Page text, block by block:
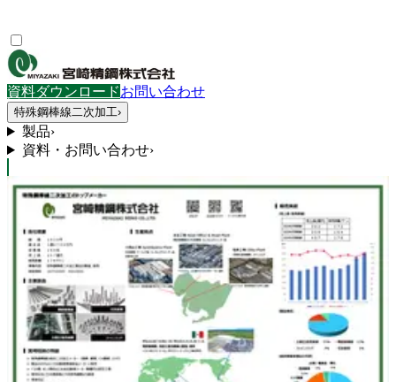
資料ダウンロードお問い合わせ
特殊鋼棒線二次加工›
製品›
資料・お問い合わせ›